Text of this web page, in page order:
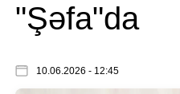
"Şəfa"da
10.06.2026 - 12:45